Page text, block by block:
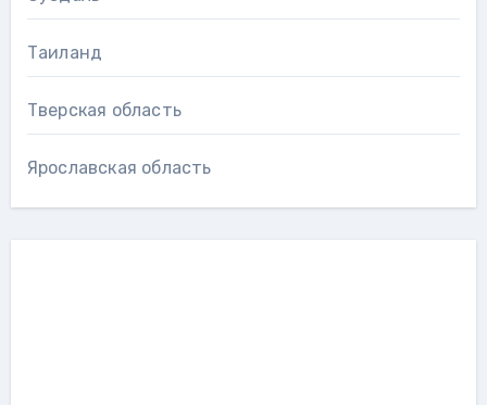
Таиланд
Тверская область
Ярославская область